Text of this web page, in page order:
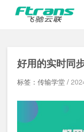
好用的实时同
标签：传输学堂 /